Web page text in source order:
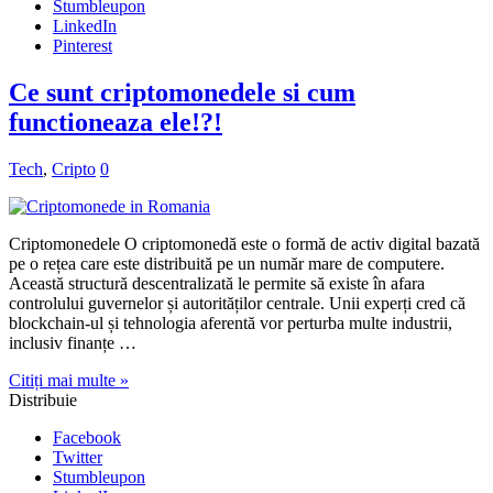
pe o rețea care este distribuită pe un număr mare de computere.
Această structură descentralizată le permite să existe în afara
controlului guvernelor și autorităților centrale. Unii experți cred că
inclusiv finanțe …
Citiți mai multe »
Distribuie
Facebook
Twitter
Stumbleupon
LinkedIn
Pinterest
Recent
Popular
comentarii
Taguri